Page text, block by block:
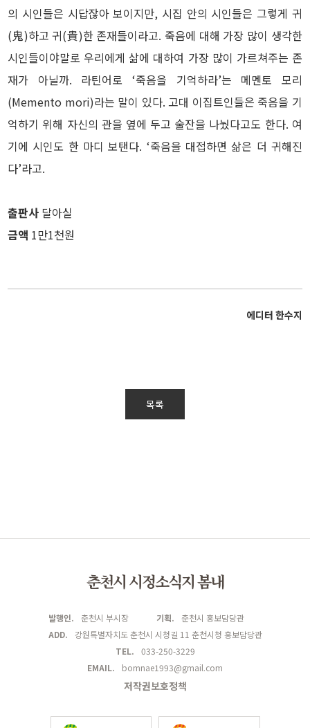
의 시인들은 시답잖아 보이지만, 시집 안의 시인들은 그렇게 귀
(鬼)하고 귀(貴)한 존재들이라고. 죽음에 대해 가장 많이 생각한
시인들이야말로 우리에게 삶에 대하여 가장 많이 가르쳐주는 존
재가 아닐까. 라틴어로 ‘죽음을 기억하라’는 메멘토 모리
(Memento mori)라는 말이 있다. 고대 이집트인들은 죽음을 기
억하기 위해 자신의 관을 옆에 두고 술잔을 나눴다고도 한다. 여
기에 시인도 한 마디 보탠다. ‘죽음을 대접하면 삶은 더 귀해진
다’라고.
출판사 달아실
금액 1만1천원
에디터 한수지
목록
춘천시 시정소식지 봄내
발행인. 춘천시 부시장 기획.
춘천시 홍보담당관
ADD.
강원특별자치도 춘천시 시청길 11 춘천시청 홍보담당관
TEL.
033-250-3229
EMAIL.
bomnae1993@gmail.com
저작권보호정책